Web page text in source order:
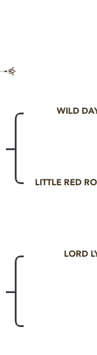
WILD
LITTLE RED
LORD